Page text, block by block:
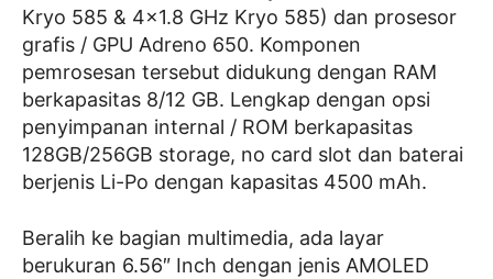
Kryo 585 & 4×1.8 GHz Kryo 585) dan prosesor
grafis / GPU Adreno 650. Komponen
pemrosesan tersebut didukung dengan RAM
berkapasitas 8/12 GB. Lengkap dengan opsi
penyimpanan internal / ROM berkapasitas
128GB/256GB storage, no card slot dan baterai
berjenis Li-Po dengan kapasitas 4500 mAh.
Beralih ke bagian multimedia, ada layar
berukuran 6.56″ Inch dengan jenis AMOLED